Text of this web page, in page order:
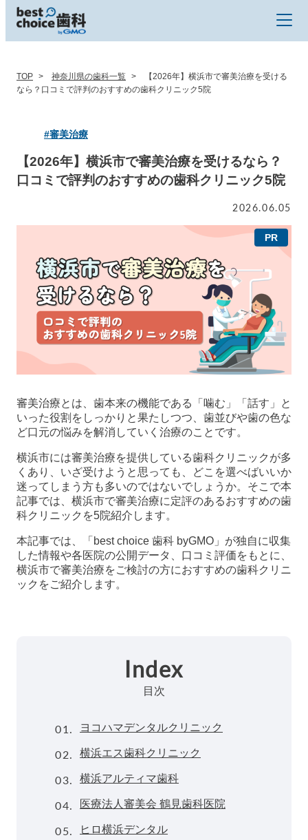
TOP 神奈川県の歯科一覧
【2026年】横浜市で審美治療を受ける
なら？口コミで評判のおすすめの歯科クリニック5院
#審美治療
【2026年】横浜市で審美治療を受けるなら？
口コミで評判のおすすめの歯科クリニック5院
2026.06.05
審美治療とは、歯本来の機能である「噛む」「話す」と
いった役割をしっかりと果たしつつ、歯並びや歯の色な
ど口元の悩みを解消していく治療のことです。
横浜市には審美治療を提供している歯科クリニックが多
くあり、いざ受けようと思っても、どこを選べばいいか
迷ってしまう方も多いのではないでしょうか。そこで本
記事では、横浜市で審美治療に定評のあるおすすめの歯
科クリニックを5院紹介します。
本記事では、「best choice 歯科 byGMO」が独自に収集
した情報や各医院の公開データ、口コミ評価をもとに、
横浜市で審美治療をご検討の方におすすめの歯科クリニ
ックをご紹介します。
Index
目次
01. ヨコハマデンタルクリニック
02. 横浜エス歯科クリニック
03. 横浜アルティマ歯科
04. 医療法人審美会 鶴見歯科医院
05. ヒロ横浜デンタル